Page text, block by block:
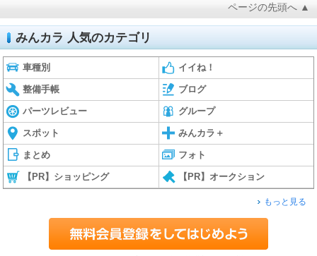
ページの先頭へ ▲
みんカラ 人気のカテゴリ
車種別 イイね！
整備手帳 ブログ
パーツレビュー グループ
スポット みんカラ＋
まとめ フォト
【PR】ショッピング 【PR】オークション
もっと見る